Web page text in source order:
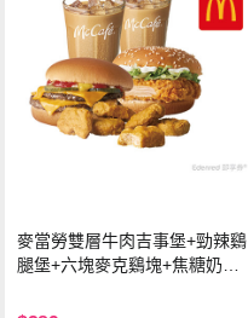
麥當勞雙層牛肉吉事堡+勁辣鷄
腿堡+六塊麥克鷄塊+焦糖奶茶